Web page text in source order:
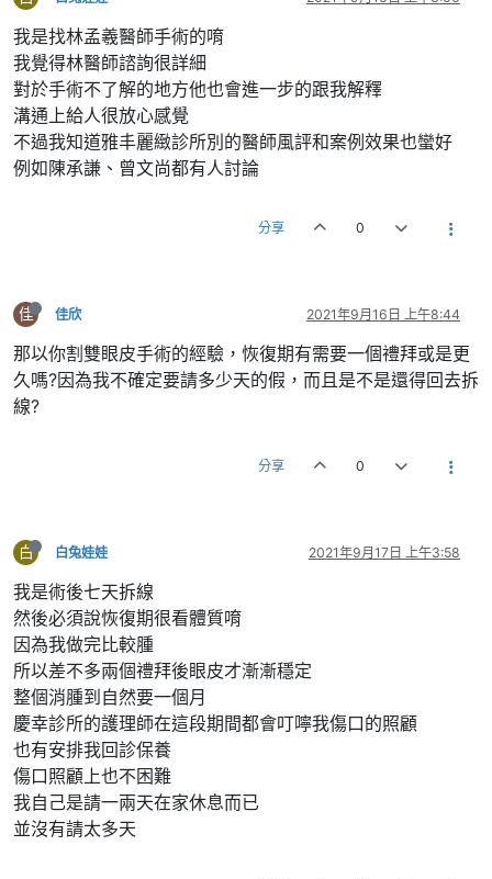
我是找林孟羲醫師手術的唷
我覺得林醫師諮詢很詳細
對於手術不了解的地方他也會進一步的跟我解釋
溝通上給人很放心感覺
不過我知道雅丰麗緻診所別的醫師風評和案例效果也蠻好
例如陳承謙、曾文尚都有人討論
分享 0
佳 佳欣 2021年9月16日 上午8:44
那以你割雙眼皮手術的經驗，恢復期有需要一個禮拜或是更
久嗎?因為我不確定要請多少天的假，而且是不是還得回去拆
線?
分享 0
白 白兔娃娃 2021年9月17日 上午3:58
我是術後七天拆線
然後必須說恢復期很看體質唷
因為我做完比較腫
所以差不多兩個禮拜後眼皮才漸漸穩定
整個消腫到自然要一個月
慶幸診所的護理師在這段期間都會叮嚀我傷口的照顧
也有安排我回診保養
傷口照顧上也不困難
我自己是請一兩天在家休息而已
並沒有請太多天